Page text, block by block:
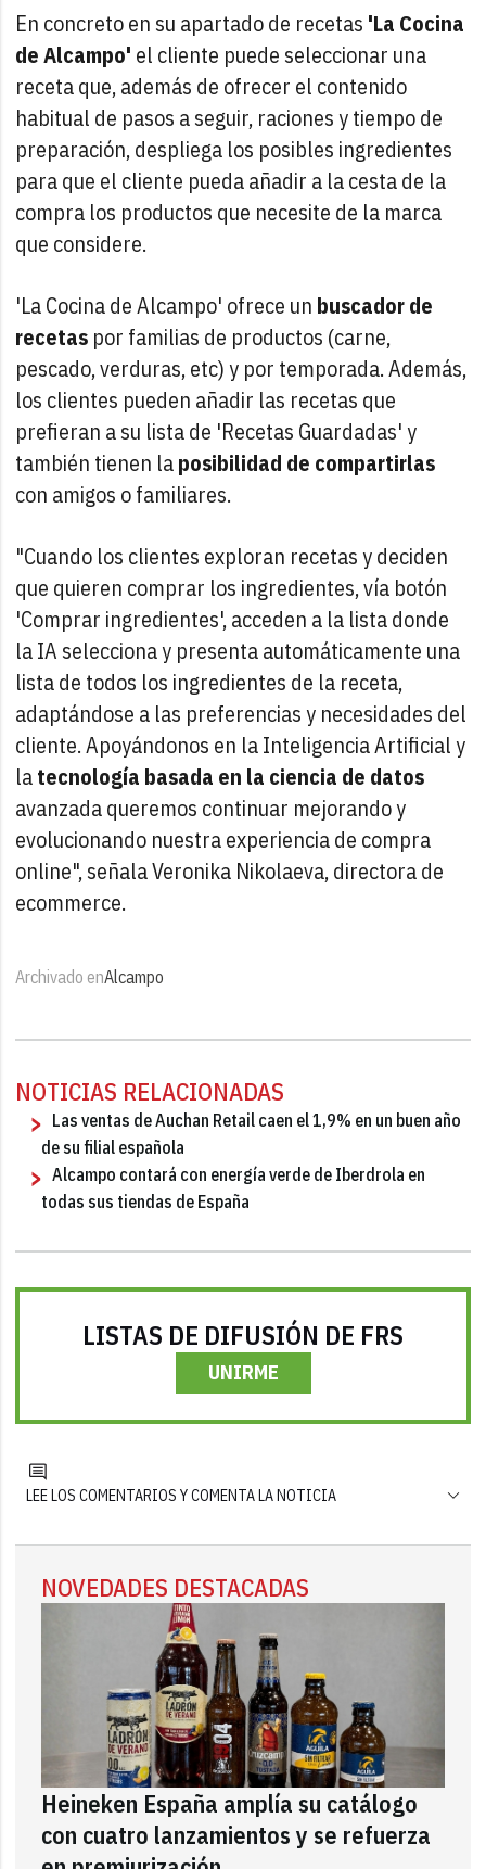
En concreto en su apartado de recetas 'La Cocina
de Alcampo' el cliente puede seleccionar una
receta que, además de ofrecer el contenido
habitual de pasos a seguir, raciones y tiempo de
preparación, despliega los posibles ingredientes
para que el cliente pueda añadir a la cesta de la
compra los productos que necesite de la marca
que considere.
'La Cocina de Alcampo' ofrece un buscador de
recetas por familias de productos (carne,
pescado, verduras, etc) y por temporada. Además,
los clientes pueden añadir las recetas que
prefieran a su lista de 'Recetas Guardadas' y
también tienen laposibilidad de compartirlas
con amigos o familiares.
"Cuando los clientes exploran recetas y deciden
que quieren comprar los ingredientes, vía botón
'Comprar ingredientes', acceden a la lista donde
la IA selecciona y presenta automáticamente una
lista de todos los ingredientes de la receta,
adaptándose a las preferencias y necesidades del
cliente. Apoyándonos en la Inteligencia Artificial y
latecnología basada en la ciencia de datos
avanzada queremos continuar mejorando y
evolucionando nuestra experiencia de compra
online", señala Veronika Nikolaeva, directora de
ecommerce.
Archivado enAlcampo
NOTICIAS RELACIONADAS
Las ventas de Auchan Retail caen el 1,9% en un buen año
de su filial española
Alcampo contará con energía verde de Iberdrola en
todas sus tiendas de España
LISTAS DE DIFUSIÓN DE FRS
UNIRME
LEE LOS COMENTARIOS Y COMENTA LA NOTICIA
NOVEDADES DESTACADAS
Heineken España amplía su catálogo
con cuatro lanzamientos y se refuerza